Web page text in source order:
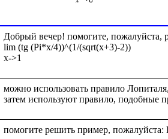
Добрый вечер! помогите,
lim (tg (Pi*x/4))^(1/(sqrt(x+3)-2))
можно использовать правило